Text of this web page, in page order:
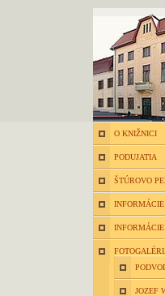
O KNIŽNICI
PODUJATIA
ŠTÚROVO
JOZEF